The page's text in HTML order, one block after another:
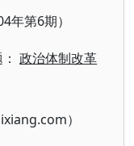
年第6期）
：政治体制改革
）